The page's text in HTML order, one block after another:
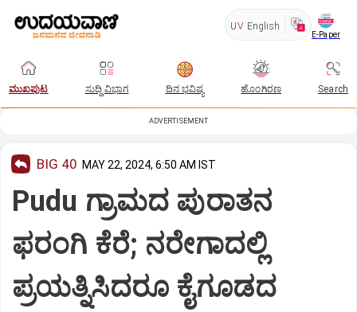
UV English
E-Paper
ಮುಖಪುಟ ಸುದ್ದಿ ವಿಭಾಗ ದಿನ ಭವಿಷ್ಯ ಹೊಂಗಿರಣ Search
ADVERTISEMENT
BIG 40 MAY 22, 2024, 6:50 AM IST
Pudu ಗ್ರಾಮದ ಪುರಾತನ
ಫರಂಗಿ ಕೆರೆ; ನರೇಗಾದಲ್ಲಿ
ಪ್ರಯತ್ನಿಸಿದರೂ ಕೈಗೂಡದ